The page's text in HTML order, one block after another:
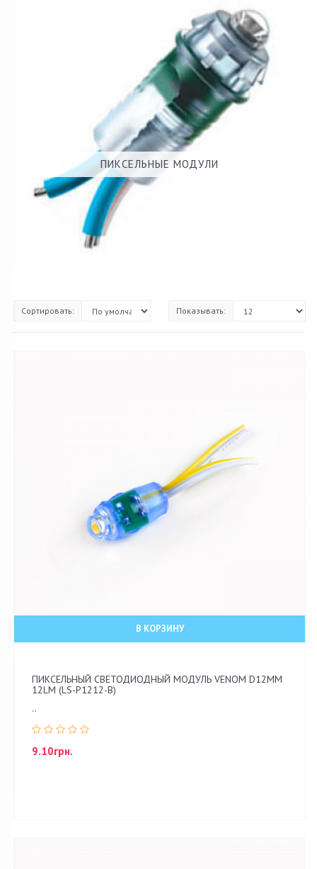
ПИКСЕЛЬНЫЕ МОДУЛИ
Сортировать: Показывать:
В КОРЗИНУ
ПИКСЕЛЬНЫЙ СВЕТОДИОДНЫЙ МОДУЛЬ VENOM D12ММ
12LM (LS-P1212-B)
..
9.10грн.